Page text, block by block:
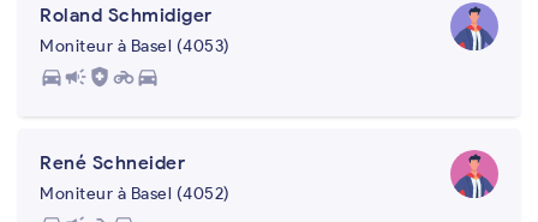
Roland Schmidiger
Moniteur à Basel (4053)
directions_carcampaign health_and_safety motorcycledirections_car
René Schneider
Moniteur à Basel (4052)